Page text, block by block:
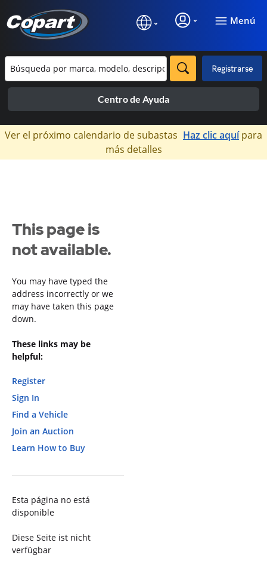
Menú
Registrarse
Centro de Ayuda
×
Ver el próximo calendario de subastas Haz clic aquípara
más detalles
This page is
not available.
You may have typed the
address incorrectly or we
may have taken this page
down.
These links may be
helpful:
Register
Sign In
Find a Vehicle
Join an Auction
Learn How to Buy
Esta página no está
disponible
Diese Seite ist nicht
verfügbar